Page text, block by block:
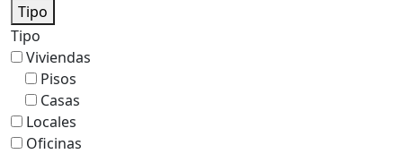
Tipo
Tipo
Viviendas
Pisos
Casas
Locales
Oficinas